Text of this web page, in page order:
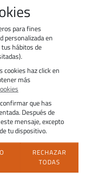
para fines
personalizada en
tus hábitos de
haz click en
más
que has
Después de
mensaje, excepto
tu dispositivo.
RECHAZAR
TODAS
con nosotros
Empleo. C/ Torrelaguna, 56.